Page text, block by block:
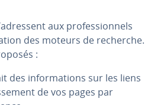
aux pro­fes­sion­nels
des moteurs de recherche.
:
des in­for­ma­tions sur les liens
de vos pages par